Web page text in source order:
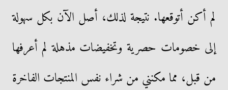
لم أكن أتوقعها. نتيجة لذلك، أصل الآن بكل سهولة
إلى خصومات حصرية وتخفيضات مذهلة لم أعرفها
من قبل، مما مكنني من شراء نفس المنتجات الفاخرة